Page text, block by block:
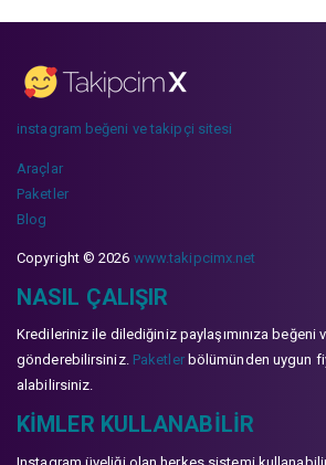
instagram beğeni ve takipçi sitesi
Araçlar
Paketler
Blog
Copyright © 2026 www.takipcimx.net
NASIL ÇALIŞIR
Kredileriniz ile dilediğiniz paylaşımınıza
gönderebilirsiniz. Paketlerbölümünden uygun
alabilirsiniz.
KIMLER KULLANABILIR
Instagram üyeliği olan herkes sistemi